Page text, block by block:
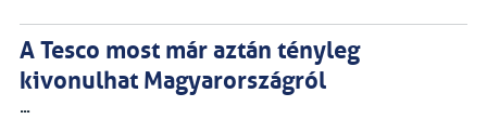
A Tesco most már aztán tényleg
kivonulhat Magyarországról
...